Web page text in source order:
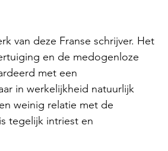
van deze Franse schrijver. Het
en de medogenloze
met een
in werkelijkheid natuurlijk
weinig relatie met de
tegelijk intriest en